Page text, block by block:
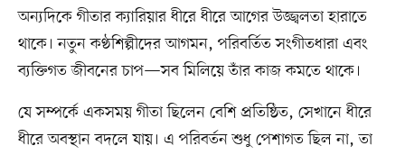
অন্যদিকে গীতার ক্যারিয়ার ধীরে ধীরে আগের উজ্জ্বলতা হারাতে
থাকে। নতুন কণ্ঠশিল্পীদের আগমন, পরিবর্তিত সংগীতধারা এবং
ব্যক্তিগত জীবনের চাপ—সব মিলিয়ে তাঁর কাজ কমতে থাকে।
যে সম্পর্কে একসময় গীতা ছিলেন বেশি প্রতিষ্ঠিত, সেখানে ধীরে
ধীরে অবস্থান বদলে যায়। এ পরিবর্তন শুধু পেশাগত ছিল না, তা